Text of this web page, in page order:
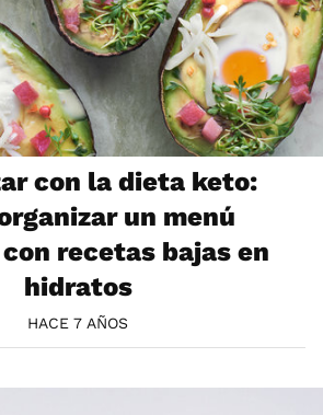
con la dieta keto:
un menú
recetas bajas en
hidratos
HACE 7 AÑOS